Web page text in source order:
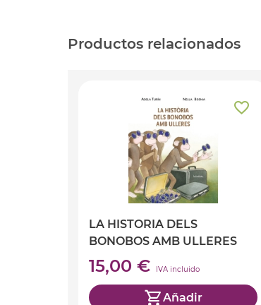
Productos relacionados
LA HISTORIA DELS
BONOBOS AMB ULLERES
(Ed. Catalán)
15,00 € IVA incluido
Añadir